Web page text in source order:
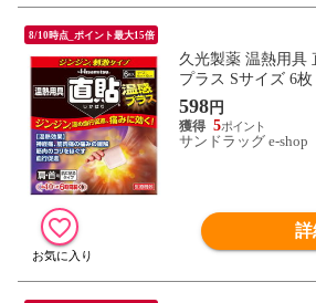
8/10時点_ポイント最大15倍
久光製薬 温熱用具
プラス Sサイズ 6枚
598円
5
サンドラッグ e-shop
詳